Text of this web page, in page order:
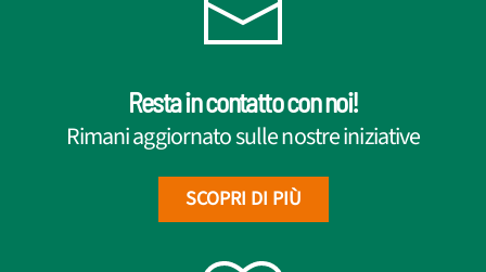
Resta in contatto con noi!
Rimani aggiornato sulle nostre iniziative
SCOPRI DI PIÙ